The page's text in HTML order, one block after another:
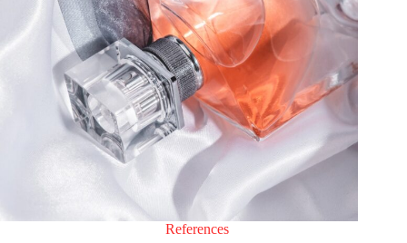
References